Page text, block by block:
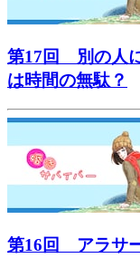
第17回 別の人
は時間の無駄？
第16回 アラサ